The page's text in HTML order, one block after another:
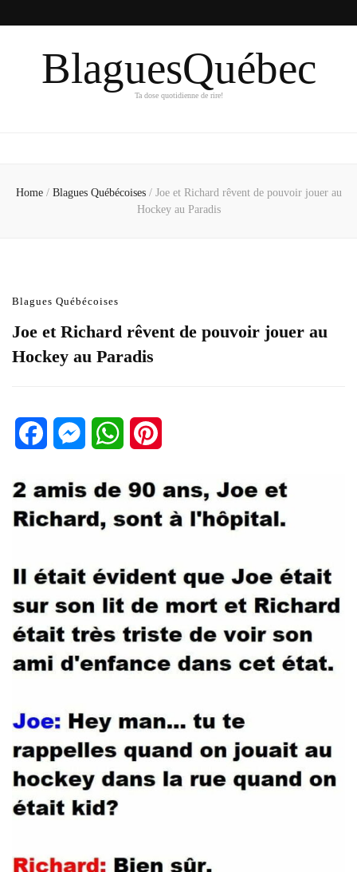
BlaguesQuébec
Ta dose quotidienne de rire!
Home / Blagues Québécoises / Joe et Richard rêvent de pouvoir jouer au
Hockey au Paradis
Blagues Québécoises
Joe et Richard rêvent de pouvoir jouer au
Hockey au Paradis
FacebookMessengerWhatsApp